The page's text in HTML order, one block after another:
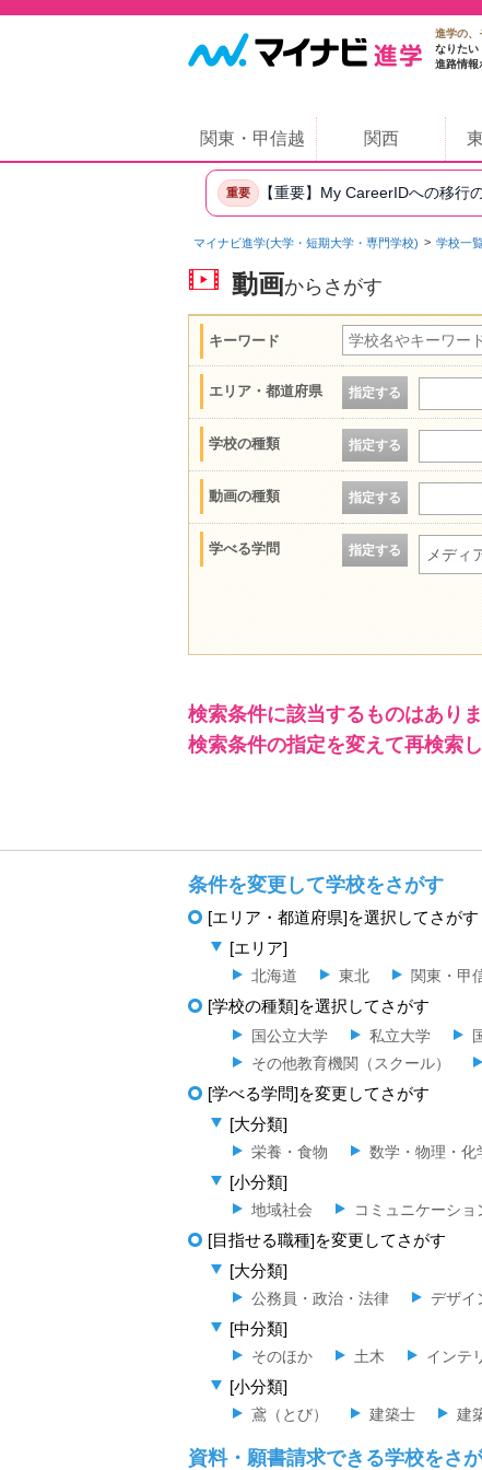
進学の、
なりたい
進路情報
関東・甲信越 関西
重要 【重要】My CareerIDへの移行
マイナビ進学(大学・短期大学・専門学校) 学校一
動画からさがす
キーワード
エリア・都道府県 指定する
学校の種類 指定する
動画の種類 指定する
学べる学問 指定する メディ
検索条件に該当するものはありま
検索条件の指定を変えて再検索
条件を変更して学校をさがす
[エリア・都道府県]を選択してさがす
[エリア]
北海道 東北 関東・甲
[学校の種類]を選択してさがす
国公立大学 私立大学
その他教育機関（スクール）
[学べる学問]を変更してさがす
[大分類]
栄養・食物 数学・物理・化
[小分類]
地域社会 コミュニケーショ
[目指せる職種]を変更してさがす
[大分類]
公務員・政治・法律 デザイ
[中分類]
そのほか 土木 インテ
[小分類]
鳶（とび） 建築士 建
資料・願書請求できる学校をさ